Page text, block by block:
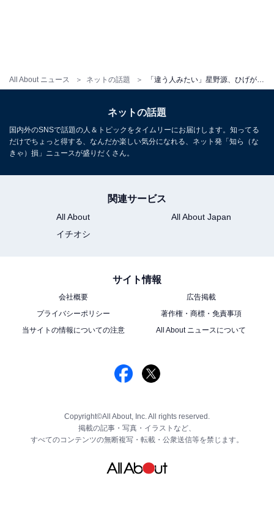
All About ニュース ネットの話題 「違う人みたい」星野源、ひげが生えた最新ショット公開！ 「かっこよくてセクシー」「40代の色気が出ますな」
ネットの話題
国内外のSNSで話題の人＆トピックをタイムリーにお届けします。知ってる
だけでちょっと得する、なんだか楽しい気分になれる、ネット発「知ら（な
きゃ）損」ニュースが盛りだくさん。
関連サービス
All About
All About Japan
イチオシ
サイト情報
会社概要
広告掲載
プライバシーポリシー
著作権・商標・免責事項
当サイトの情報についての注意
All About ニュースについて
Copyright©All About, Inc. All rights reserved.
掲載の記事・写真・イラストなど、
すべてのコンテンツの無断複写・転載・公衆送信等を禁じます。